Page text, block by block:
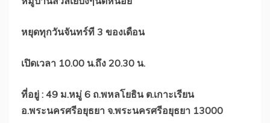
หยุดทุกวันจันทร์ที 3 ของเดือน
เปิดเวลา 10.00 น.ถึง 20.30 น.
ที่อยู่ : 49 ม.หมู่ 6 ถ.พหลโยธิน ต.เกาะเรียน
อ.พระนครศรีอยุธยา จ.พระนครศรีอยุธยา 13000